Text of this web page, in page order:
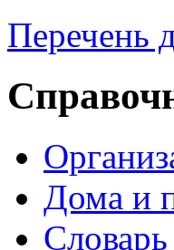
Перечень
Дома и
Словарь